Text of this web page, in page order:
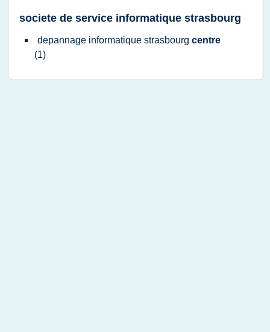
societe de service informatique strasbourg
depannage informatique strasbourg centre
(1)